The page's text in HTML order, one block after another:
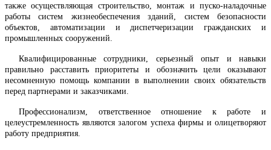
также осуществляющая строительство, монтаж и пуско-наладочные
работы систем жизнеобеспечения зданий, систем безопасности
объектов, автоматизации и диспетчеризации гражданских и
промышленных сооружений.
Квалифицированные сотрудники, серьезный опыт и навыки
правильно расставить приоритеты и обозначить цели оказывают
несомненную помощь компании в выполнении своих обязательств
перед партнерами и заказчиками.
Профессионализм, ответственное отношение к работе и
целеустремленность являются залогом успеха фирмы и олицетворяют
работу предприятия.